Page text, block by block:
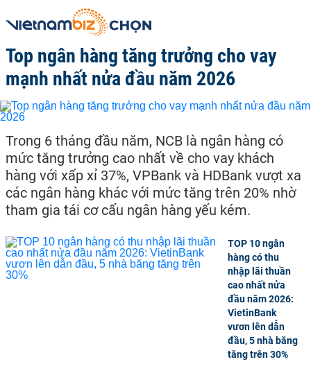
Top ngân hàng tăng trưởng cho vay
mạnh nhất nửa đầu năm 2026
Trong 6 tháng đầu năm, NCB là ngân hàng có
mức tăng trưởng cao nhất về cho vay khách
hàng với xấp xỉ 37%, VPBank và HDBank vượt xa
các ngân hàng khác với mức tăng trên 20% nhờ
tham gia tái cơ cấu ngân hàng yếu kém.
TOP 10 ngân
hàng có thu
nhập lãi thuần
cao nhất nửa
đầu năm 2026:
VietinBank
vươn lên dẫn
đầu, 5 nhà băng
tăng trên 30%